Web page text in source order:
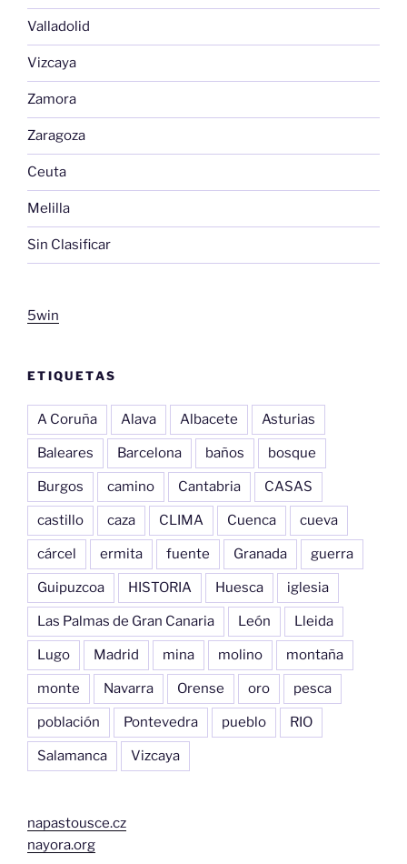
Valladolid
Vizcaya
Zamora
Zaragoza
Ceuta
Melilla
Sin Clasificar
5win
ETIQUETAS
A Coruña Alava Albacete Asturias
Baleares Barcelona baños bosque
Burgos camino Cantabria CASAS
castillo caza CLIMA Cuenca cueva
cárcel ermita fuente Granada guerra
Guipuzcoa HISTORIA Huesca iglesia
Las Palmas de Gran Canaria León Lleida
Lugo Madrid mina molino montaña
monte Navarra Orense oro pesca
población Pontevedra pueblo RIO
Salamanca Vizcaya
napastousce.cz
nayora.org